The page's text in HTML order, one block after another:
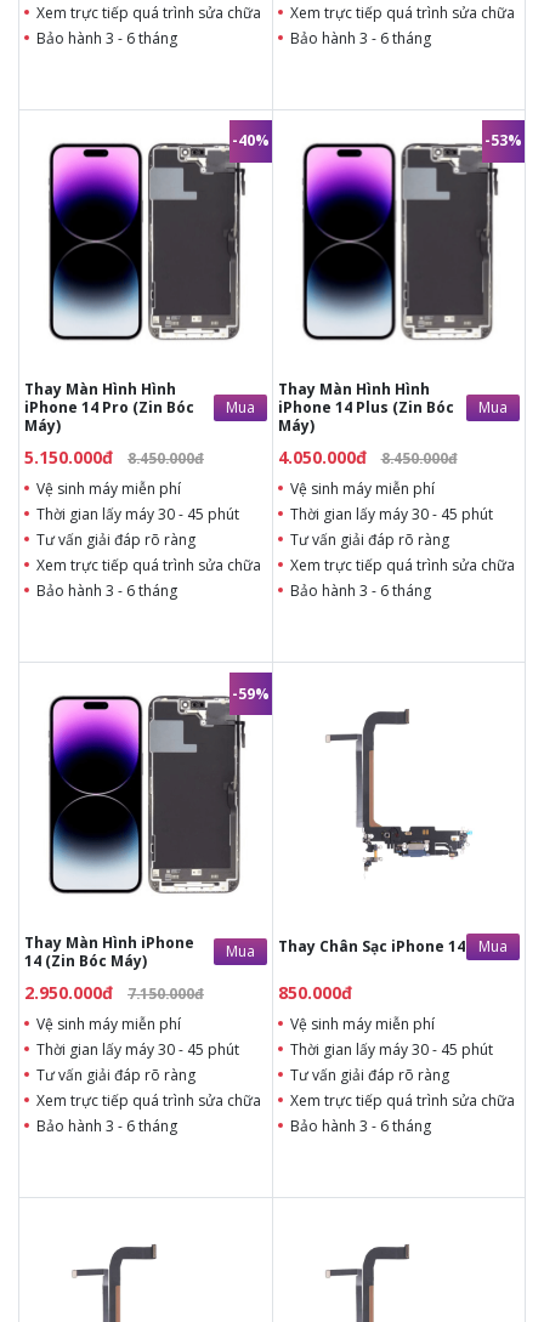
Xem trực tiếp quá trình sửa chữa
Bảo hành 3 - 6 tháng
Xem trực tiếp quá trình sửa chữa
Bảo hành 3 - 6 tháng
-40%
Thay Màn Hình Hình
iPhone 14 Pro (Zin Bóc
Máy)
Mua
5.150.000đ 8.450.000đ
Vệ sinh máy miễn phí
Thời gian lấy máy 30 - 45 phút
Tư vấn giải đáp rõ ràng
Xem trực tiếp quá trình sửa chữa
Bảo hành 3 - 6 tháng
5.150.000đ 8.450.000đ
Thời gian lấy máy 30 phút
Tư vấn giải đáp rõ ràng
Xem trực tiếp quá trình
thay màn
Tùy ý lựa chọn màn
hình thay
Bảo hành 6 - 12 tháng
-53%
Thay Màn Hình Hình
iPhone 14 Plus (Zin Bóc
Máy)
Mua
4.050.000đ 8.450.000đ
Vệ sinh máy miễn phí
Thời gian lấy máy 30 - 45 phút
Tư vấn giải đáp rõ ràng
Xem trực tiếp quá trình sửa chữa
Bảo hành 3 - 6 tháng
4.050.000đ 8.450.000đ
Thời gian lấy máy 30 phút
Tư vấn giải đáp rõ ràng
Xem trực tiếp quá trình
thay màn
Tùy ý lựa chọn màn
hình thay
Bảo hành 6 - 12 tháng
-59%
Thay Màn Hình iPhone
14 (Zin Bóc Máy)
Mua
2.950.000đ 7.150.000đ
Vệ sinh máy miễn phí
Thời gian lấy máy 30 - 45 phút
Tư vấn giải đáp rõ ràng
Xem trực tiếp quá trình sửa chữa
Bảo hành 3 - 6 tháng
2.950.000đ 7.150.000đ
Thời gian lấy máy 30 phút
Tư vấn giải đáp rõ ràng
Xem trực tiếp quá trình
thay màn
Tùy ý lựa chọn màn
hình thay
Bảo hành 6 - 12 tháng
Thay Chân Sạc iPhone 14 Mua
850.000đ
Vệ sinh máy miễn phí
Thời gian lấy máy 30 - 45 phút
Tư vấn giải đáp rõ ràng
Xem trực tiếp quá trình sửa chữa
Bảo hành 3 - 6 tháng
Liên hệ
Thời gian lấy máy 15 phút
Tư vấn giải đáp rõ ràng
Xem trực tiếp quá trình
Tùy ý lựa chọn kính
lưng thay
Bảo hành 3 - 6 tháng
1.050.000đ Liên hệ
Thời gian lấy máy 15 phút
Tư vấn giải đáp rõ ràng
Xem trực tiếp quá trình
1.050.000đ Liên hệ
Vệ sinh máy miễn phí
Thời gian lấy máy 45 phút